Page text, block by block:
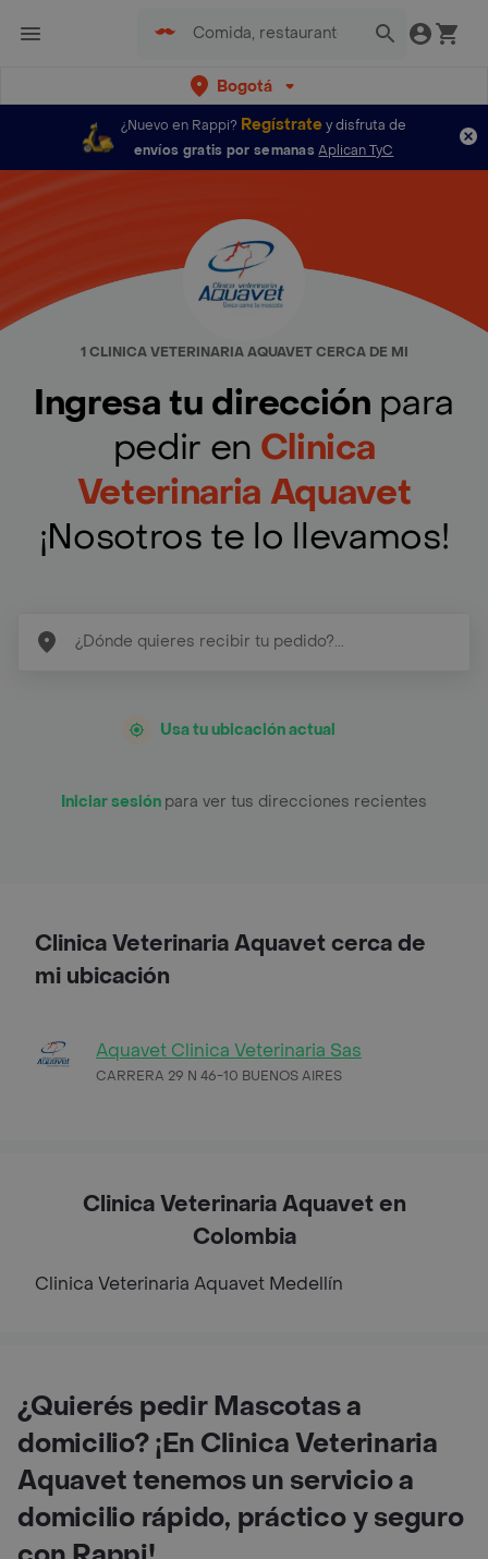
Bogotá
¿Nuevo en Rappi? Regístratey disfruta de
envíos gratis por semanas Aplican TyC
1 CLINICA VETERINARIA AQUAVET CERCA DE MI
Ingresa tu dirección para
pedir en Clinica
Veterinaria Aquavet
¡Nosotros te lo llevamos!
Usa tu ubicación actual
Iniciar sesión para ver tus direcciones recientes
Clinica Veterinaria Aquavet cerca de
mi ubicación
Aquavet Clinica Veterinaria Sas
CARRERA 29 N 46-10 BUENOS AIRES
Clinica Veterinaria Aquavet en
Colombia
Clinica Veterinaria Aquavet Medellín
¿Quierés pedir Mascotas a
domicilio? ¡En Clinica Veterinaria
Aquavet tenemos un servicio a
domicilio rápido, práctico y seguro